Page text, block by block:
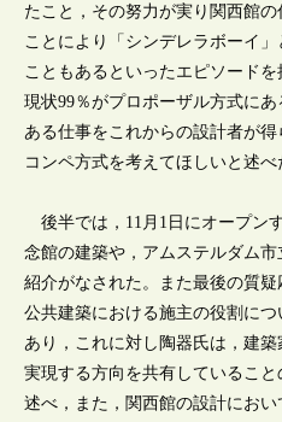
たこと，その努力が実り関西館の
ことにより「シンデレラボーイ」
こともあるといったエピソードを
現状99％がプロポーザル方式に
ある仕事をこれからの設計者が得
コンペ方式を考えてほしいと述べ
後半では，11月1日にオープン
念館の建築や，アムステルダム市
紹介がなされた。また最後の質疑
公共建築における施主の役割につ
あり，これに対し陶器氏は，建築
実現する方向を共有していること
述べ，また，関西館の設計におい